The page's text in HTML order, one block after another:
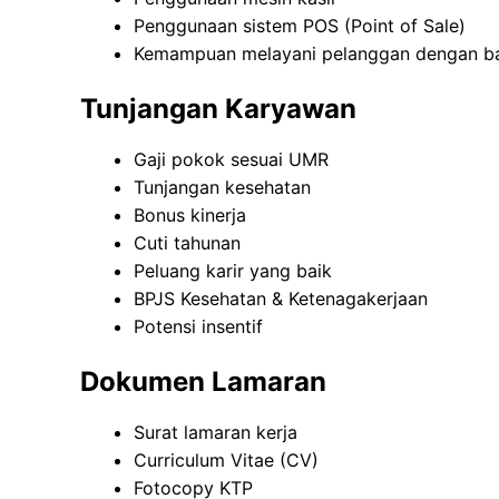
Penggunaan sistem POS (Point of Sale)
Kemampuan melayani pelanggan dengan
Tunjangan Karyawan
Gaji pokok sesuai UMR
Tunjangan kesehatan
Bonus kinerja
Cuti tahunan
Peluang karir yang baik
BPJS Kesehatan & Ketenagakerjaan
Potensi insentif
Dokumen Lamaran
Surat lamaran kerja
Curriculum Vitae (CV)
Fotocopy KTP